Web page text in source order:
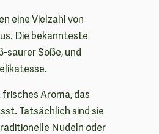
eine Vielzahl von
Die bekannteste
saurer Soße, und
Aroma, das
Tatsächlich sind sie
Nudeln oder